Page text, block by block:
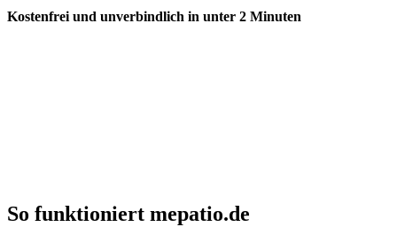
Kostenfrei und unverbindlich in unter 2 Minuten
So funktioniert mepatio.de